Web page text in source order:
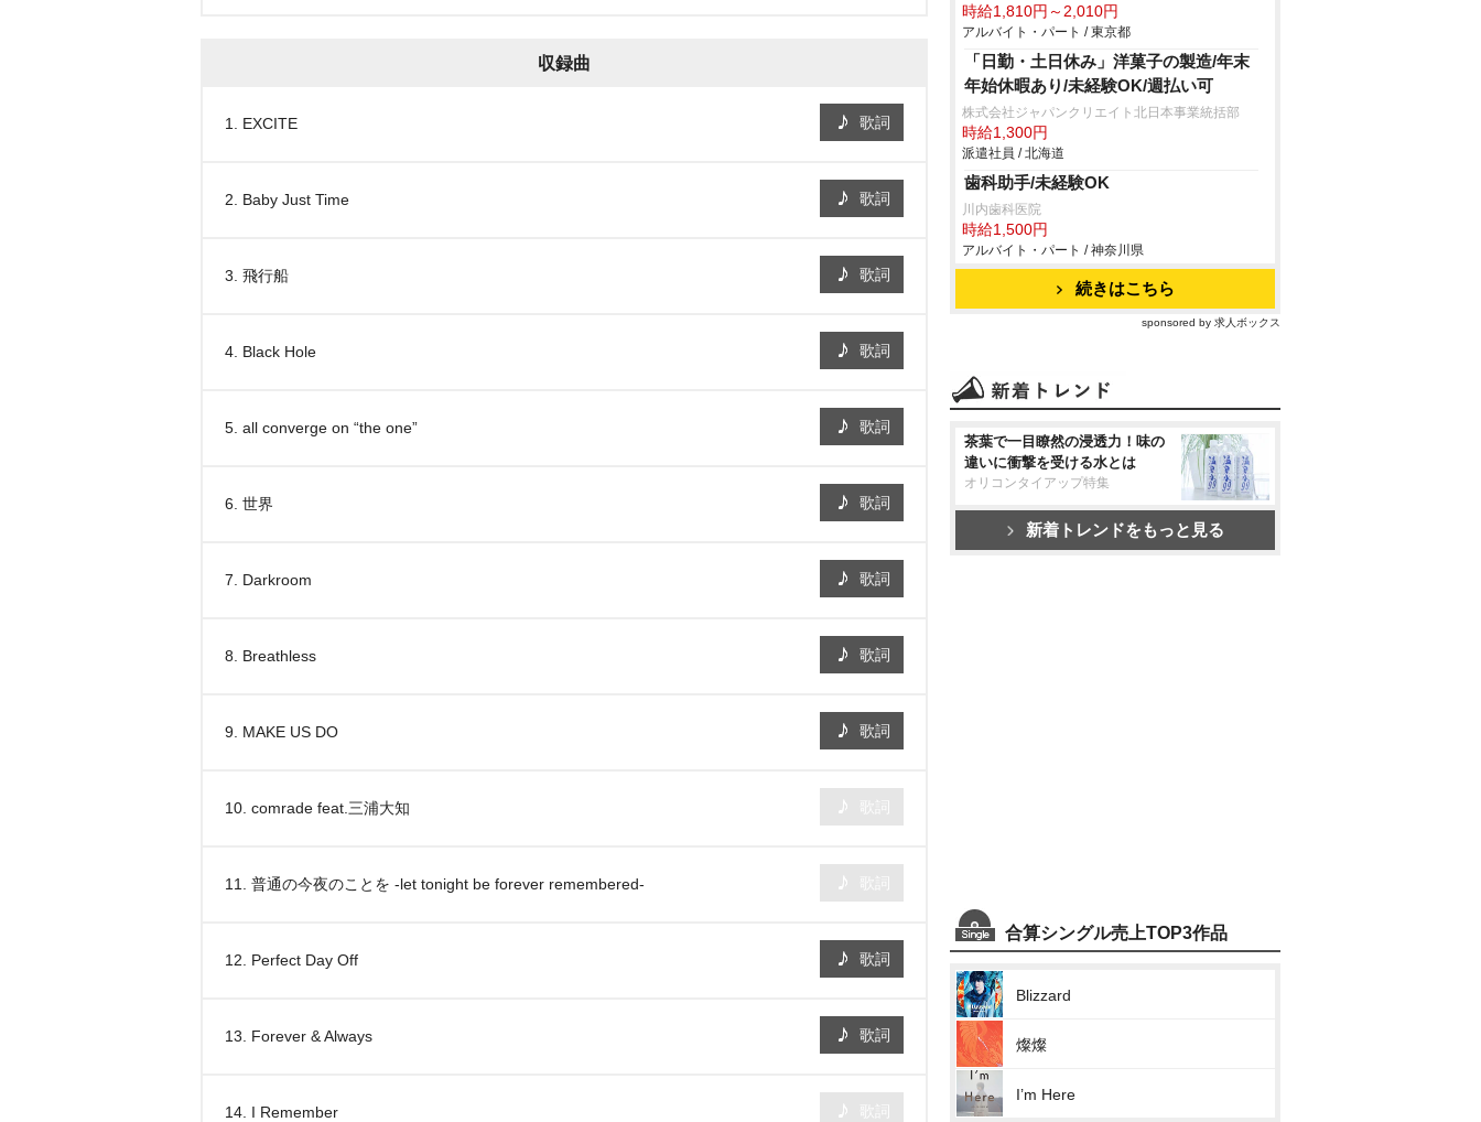
収録曲
1. EXCITE 歌詞
2. Baby Just Time 歌詞
3. 飛行船 歌詞
4. Black Hole 歌詞
5. all converge on “the one” 歌詞
6. 世界 歌詞
7. Darkroom 歌詞
8. Breathless 歌詞
9. MAKE US DO 歌詞
10. comrade feat.三浦大知
11. 普通の今夜のことを -let tonight be forever remembered-
12. Perfect Day Off 歌詞
13. Forever & Always 歌詞
14. I Remember
時給1,810円～2,010円
アルバイト・パート / 東京都
「日勤・土日休み」洋菓子の製造/年末
年始休暇あり/未経験OK/週払い可
株式会社ジャパンクリエイト北日本事業統括部
時給1,300円
派遣社員 / 北海道
歯科助手/未経験OK
川内歯科医院
時給1,500円
アルバイト・パート / 神奈川県
続きはこちら
sponsored by 求人ボックス
茶葉で一目瞭然の浸透力！味の
違いに衝撃を受ける水とは
オリコンタイアップ特集
新着トレンドをもっと見る
合算シングル売上TOP3作品
Blizzard
燦燦
I’m Here